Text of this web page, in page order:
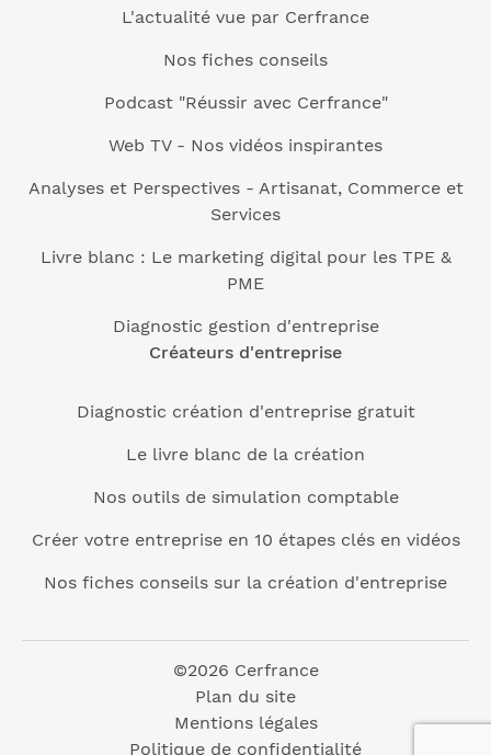
L'actualité vue par Cerfrance
Nos fiches conseils
Podcast "Réussir avec Cerfrance"
Web TV - Nos vidéos inspirantes
Analyses et Perspectives - Artisanat, Commerce et
Services
Livre blanc : Le marketing digital pour les TPE &
PME
Diagnostic gestion d'entreprise
Créateurs d'entreprise
Diagnostic création d'entreprise gratuit
Le livre blanc de la création
Nos outils de simulation comptable
Créer votre entreprise en 10 étapes clés en vidéos
Nos fiches conseils sur la création d'entreprise
©2026 Cerfrance
Plan du site
Mentions légales
Politique de confidentialité